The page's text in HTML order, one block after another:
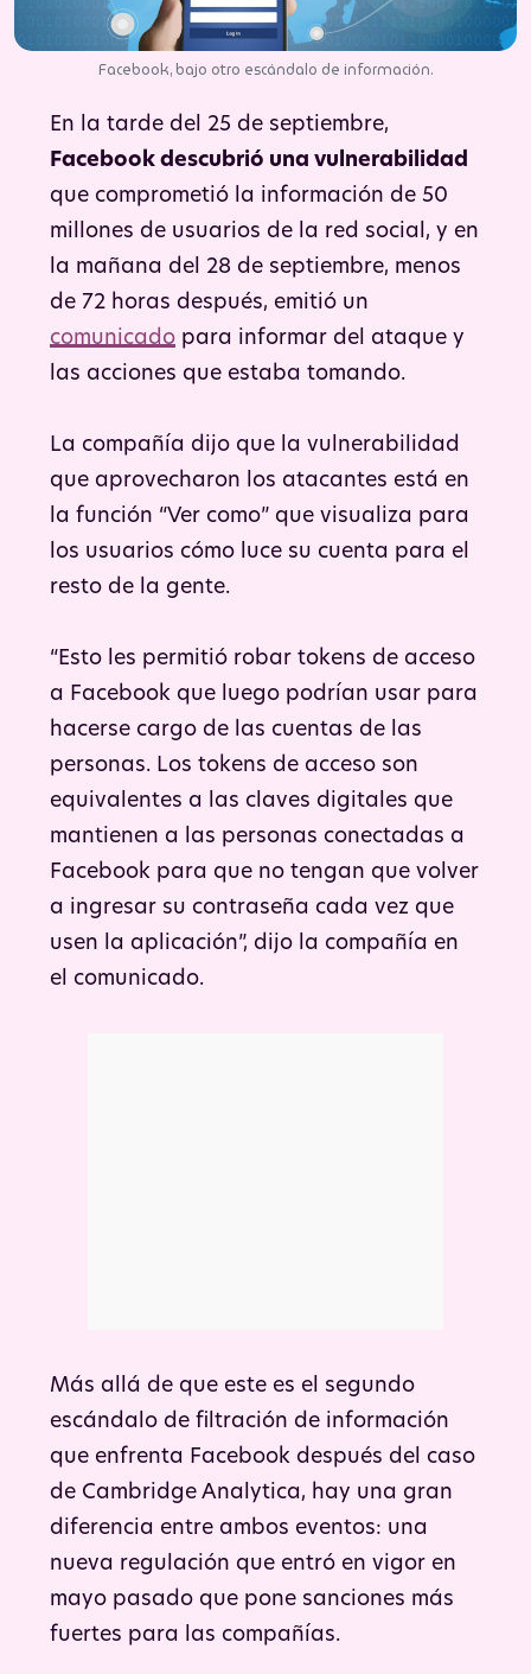
Facebook, bajo otro escándalo de información.
En la tarde del 25 de septiembre,
Facebook descubrió una vulnerabilidad
que comprometió la información de 50
millones de usuarios de la red social, y en
la mañana del 28 de septiembre, menos
de 72 horas después, emitió un
comunicado para informar del ataque y
las acciones que estaba tomando.
La compañía dijo que la vulnerabilidad
que aprovecharon los atacantes está en
la función “Ver como” que visualiza para
los usuarios cómo luce su cuenta para el
resto de la gente.
“Esto les permitió robar tokens de acceso
a Facebook que luego podrían usar para
hacerse cargo de las cuentas de las
personas. Los tokens de acceso son
equivalentes a las claves digitales que
mantienen a las personas conectadas a
Facebook para que no tengan que volver
a ingresar su contraseña cada vez que
usen la aplicación”, dijo la compañía en
el comunicado.
Más allá de que este es el segundo
escándalo de filtración de información
que enfrenta Facebook después del caso
de Cambridge Analytica, hay una gran
diferencia entre ambos eventos: una
nueva regulación que entró en vigor en
mayo pasado que pone sanciones más
fuertes para las compañías.